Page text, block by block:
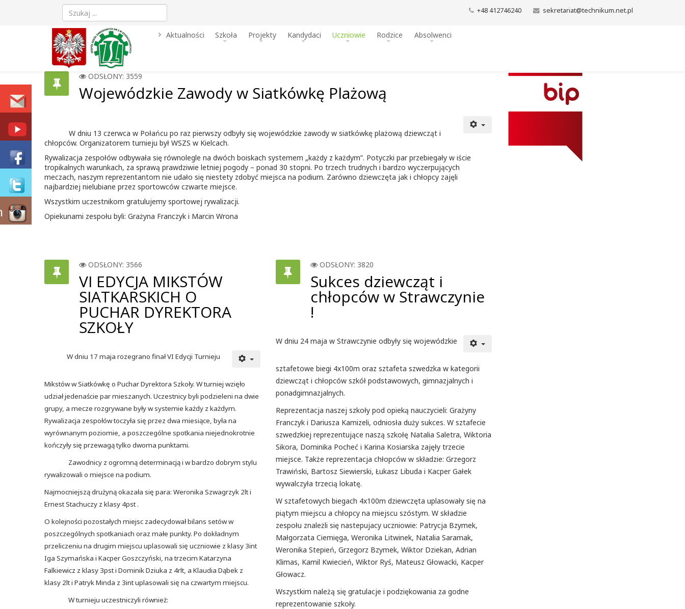
+48 412746240 sekretariat@technikum.net.pl
Aktualności Szkoła Projekty Kandydaci Uczniowie Rodzice Absolwenci
ODSŁONY: 3559
Wojewódzkie Zawody w Siatkówkę Plażową
W dniu 13 czerwca w Połańcu po raz pierwszy odbyły się wojewódzkie zawody w siatkówkę plażową dziewcząt i
chłopców. Organizatorem turnieju był WSZS w Kielcach.
Rywalizacja zespołów odbywała się równolegle na dwóch boiskach systemem „każdy z każdym”. Potyczki par przebiegały w iście
tropikalnych warunkach, za sprawą prawdziwie letniej pogody – ponad 30 stopni. Po trzech trudnych i bardzo wyczerpujących
meczach, naszym reprezentantom nie udało się niestety zdobyć miejsca na podium. Zarówno dziewczęta jak i chłopcy zajęli
najbardziej nielubiane przez sportowców czwarte miejsce.
Wszystkim uczestnikom gratulujemy sportowej rywalizacji.
Opiekunami zespołu byli: Grażyna Franczyk i Marcin Wrona
ODSŁONY: 3566
VI EDYCJA MIKSTÓW
SIATKARSKICH O
PUCHAR DYREKTORA
SZKOŁY
W dniu 17 maja rozegrano finał VI Edycji Turnieju
Mikstów w Siatkówkę o Puchar Dyrektora Szkoły. W turniej wzięło
udział jedenaście par mieszanych. Uczestnicy byli podzieleni na dwie
grupy, a mecze rozgrywane były w systemie każdy z każdym.
Rywalizacja zespołów toczyła się przez dwa miesiące, była na
wyrównanym poziomie, a poszczególne spotkania niejednokrotnie
kończyły się przewagą tylko dwoma punktami.
Zawodnicy z ogromną determinacją i w bardzo dobrym stylu
rywalizowali o miejsce na podium.
Najmocniejszą drużyną okazała się para: Weronika Szwagrzyk 2lt i
Ernest Stachuczy z klasy 4pst .
O kolejności pozostałych miejsc zadecydował bilans setów w
poszczególnych spotkaniach oraz małe punkty. Po dokładnym
przeliczeniu na drugim miejscu uplasowali się uczniowie z klasy 3int
Iga Szymańska i Kacper Goszczyński, na trzecim Katarzyna
Falkiewicz z klasy 3pst i Dominik Dziuka z 4rlt, a Klaudia Dąbek z
klasy 2lt i Patryk Minda z 3int uplasowali się na czwartym miejscu.
W turnieju uczestniczyli również:
ODSŁONY: 3820
Sukces dziewcząt i
chłopców w Strawczynie
!
W dniu 24 maja w Strawczynie odbyły się wojewódzkie
sztafetowe biegi 4x100m oraz sztafeta szwedzka w kategorii
dziewcząt i chłopców szkół podstawowych, gimnazjalnych i
ponadgimnazjalnych.
Reprezentacja naszej szkoły pod opieką nauczycieli: Grażyny
Franczyk i Dariusza Kamizeli, odniosła duży sukces. W sztafecie
szwedzkiej reprezentujące naszą szkołę Natalia Saletra, Wiktoria
Sikora, Dominika Pocheć i Karina Kosiarska zajęły trzecie
miejsce. Także reprezentacja chłopców w składzie: Grzegorz
Trawiński, Bartosz Siewierski, Łukasz Libuda i Kacper Gałek
wywalczyła trzecią lokatę.
W sztafetowych biegach 4x100m dziewczęta uplasowały się na
piątym miejscu a chłopcy na miejscu szóstym. W składzie
zespołu znależli się nastepujacy uczniowie: Patrycja Bzymek,
Małgorzata Ciemięga, Weronika Litwinek, Natalia Saramak,
Weronika Stepień, Grzegorz Bzymek, Wiktor Dziekan, Adrian
Klimas, Kamil Kwiecień, Wiktor Ryś, Mateusz Głowacki, Kacper
Głowacz.
Wszystkim należą się gratulacje i podziękowania za godne
reprezentowanie szkoły.